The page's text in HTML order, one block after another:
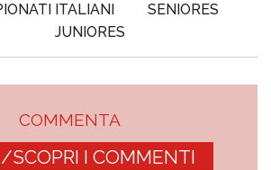
ITALIANI
SENIORES
JUNIORES
COMMENTA
SCOPRI I COMMENTI